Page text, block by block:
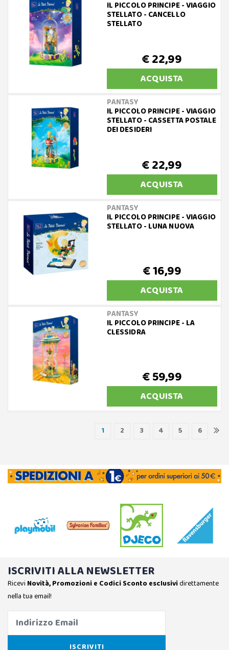
IL PICCOLO PRINCIPE - VIAGGIO
STELLATO - CANCELLO
STELLATO
€ 22,99
ACQUISTA
PANTASY
IL PICCOLO PRINCIPE - VIAGGIO
STELLATO - CASSETTA POSTALE
DEI DESIDERI
€ 22,99
ACQUISTA
PANTASY
IL PICCOLO PRINCIPE - VIAGGIO
STELLATO - LUNA NUOVA
€ 16,99
ACQUISTA
PANTASY
IL PICCOLO PRINCIPE - LA
CLESSIDRA
€ 59,99
ACQUISTA
1 2 3 4 5 6
ISCRIVITI ALLA NEWSLETTER
Ricevi Novità, Promozioni e Codici Sconto esclusividirettamente
nella tua email!